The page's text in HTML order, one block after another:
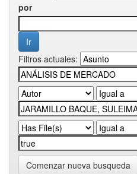
por
Filtros actuales:
Comenzar nueva busqueda